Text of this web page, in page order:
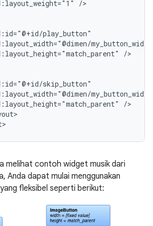
/>
/>
melihat contoh widget musik dari
Anda dapat mulai menggunakan
fleksibel seperti berikut: